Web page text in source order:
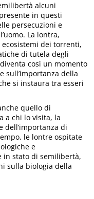
alcuni
in questi
persecuzioni e
La lontra,
ecosistemi dei torrenti,
di tutela degli
così un momento
sull’importanza della
si instaura tra esseri
quello di
a chi lo visita, la
dell’importanza di
le lontre ospitate
e
in stato di semilibertà,
sulla biologia della